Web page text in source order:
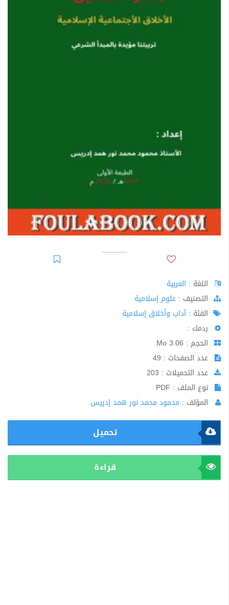
اللغة : العربية
اﻟﺘﺼﻨﻴﻒ : علوم إسلامية
الفئة :آداب وأخلاق إسلامية
ردمك :
الحجم : 3.06 Mo
عدد الصفحات : 49
عدد التحميلات : 203
نوع الملف : PDF
المؤلف : محمود محمد نور همد إدريس
تحميل
قراءة